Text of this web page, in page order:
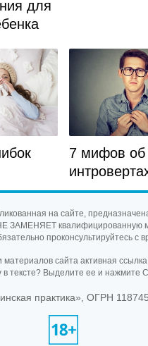
для
7 мифов об
на сайте,
ЗАМЕНЯЕТ квалифицированную
проконсультируйтесь с
материалов сайта активная
тексте? Выделите ее и нажмите
практика», ОГРН